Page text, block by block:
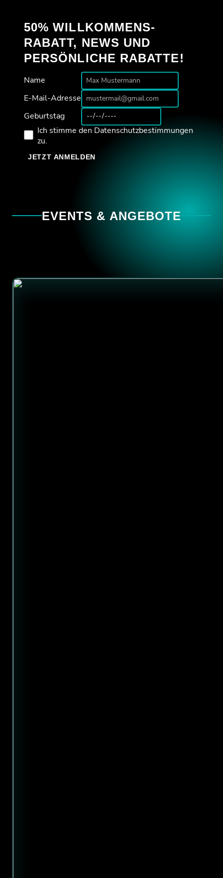
50% WILLKOMMENS-
RABATT, NEWS UND
PERSÖNLICHE RABATTE!
Name
E-Mail-Adresse
Geburtstag
Ich stimme den Datenschutzbestimmungen
zu.
JETZT ANMELDEN
EVENTS & ANGEBOTE